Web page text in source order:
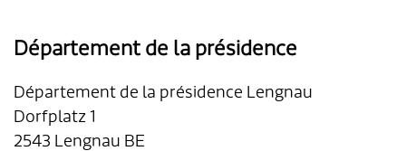
Département de la présidence
Département de la présidence Lengnau
Dorfplatz 1
2543 Lengnau BE